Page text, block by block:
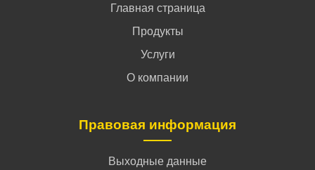
Главная страница
Продукты
Услуги
О компании
Правовая информация
Выходные данные